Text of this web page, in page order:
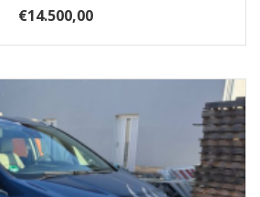
€14.500,00